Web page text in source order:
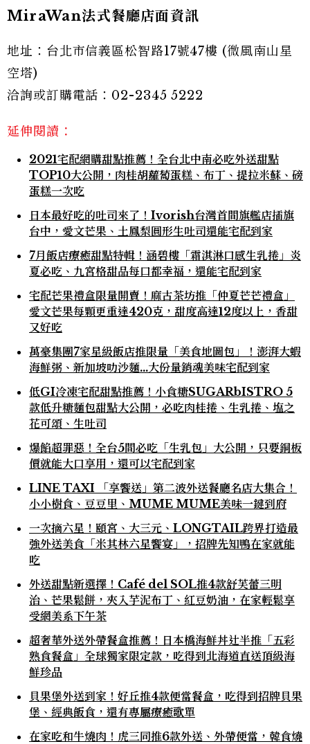
MiraWan法式餐廳店面資訊
地址：台北市信義區松智路17號47樓 (微風南山星
空塔)
洽詢或訂購電話：02-2345 5222
延伸閱讀：
2021宅配網購甜點推薦！全台北中南必吃外送甜點
TOP10大公開，肉桂胡蘿蔔蛋糕、布丁、提拉米蘇、磅
蛋糕一次吃
日本最好吃的吐司來了！Ivorish台灣首間旗艦店插旗
台中，愛文芒果、土鳳梨圓形生吐司還能宅配到家
7月飯店療癒甜點特輯！涵碧樓「霜淇淋口感生乳捲」炎
夏必吃、九宮格甜品每口都幸福，還能宅配到家
宅配芒果禮盒限量開賣！麻古茶坊推「仲夏芒芒禮盒」
愛文芒果每顆更重達420克，甜度高達12度以上，香甜
又好吃
萬豪集團7家星級飯店推限量「美食地圖包」！澎湃大蝦
海鮮粥、新加坡叻沙麵…大份量銷魂美味宅配到家
低GI冷凍宅配甜點推薦！小食糖SUGARbISTRO 5
款低升糖麵包甜點大公開，必吃肉桂捲、生乳捲、塩之
花可頌、生吐司
爆餡超罪惡！全台5間必吃「生乳包」大公開，只要銅板
價就能大口享用，還可以宅配到家
LINE TAXI 「享饗送」第二波外送餐廳名店大集合！
小小樹食、豆豆里、MUME MUME美味一鍵到府
一次摘六星！頤宮、大三元、LONGTAIL跨界打造最
強外送美食「米其林六星饗宴」，招牌先知鴨在家就能
吃
外送甜點新選擇！Café del SOL推4款舒芙蕾三明
治、芒果鬆餅，夾入芋泥布丁、紅豆奶油，在家輕鬆享
受網美系下午茶
超奢華外送外帶餐盒推薦！日本橋海鮮丼辻半推「五彩
熟食餐盒」全球獨家限定款，吃得到北海道直送頂級海
鮮珍品
貝果堡外送到家！好丘推4款便當餐盒，吃得到招牌貝果
堡、經典飯食，還有專屬療癒歌單
在家吃和牛燒肉！虎三同推6款外送、外帶便當，韓食燒